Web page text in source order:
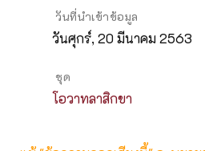
วันที่นำเข้าข้อมูล
วันศุกร์, 20 มีนาคม 2563
ชุด
โอวาทลาสิกขา